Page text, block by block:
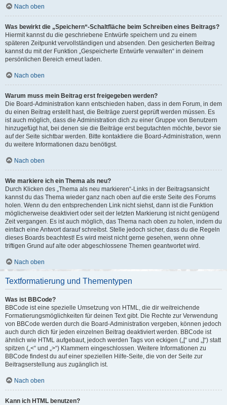
Nach oben
Was bewirkt die „Speichern“-Schaltfläche beim Schreiben eines Beitrags?
Hiermit kannst du die geschriebene Entwürfe speichern und zu einem
späteren Zeitpunkt vervollständigen und absenden. Den gesicherten Beitrag
kannst du mit der Funktion „Gespeicherte Entwürfe verwalten“ in deinem
persönlichen Bereich erneut laden.
Nach oben
Warum muss mein Beitrag erst freigegeben werden?
Die Board-Administration kann entschieden haben, dass in dem Forum, in dem
du einen Beitrag erstellt hast, die Beiträge zuerst geprüft werden müssen. Es
ist auch möglich, dass die Administration dich zu einer Gruppe von Benutzern
hinzugefügt hat, bei denen sie die Beiträge erst begutachten möchte, bevor sie
auf der Seite sichtbar werden. Bitte kontaktiere die Board-Administration, wenn
du weitere Informationen dazu benötigst.
Nach oben
Wie markiere ich ein Thema als neu?
Durch Klicken des „Thema als neu markieren“-Links in der Beitragsansicht
kannst du das Thema wieder ganz nach oben auf die erste Seite des Forums
holen. Wenn du den entsprechenden Link nicht siehst, dann ist die Funktion
möglicherweise deaktiviert oder seit der letzten Markierung ist nicht genügend
Zeit vergangen. Es ist auch möglich, das Thema nach oben zu holen, indem du
einfach eine Antwort darauf schreibst. Stelle jedoch sicher, dass du die Regeln
dieses Boards beachtest! Es wird meist nicht gerne gesehen, wenn ohne
triftigen Grund auf alte oder abgeschlossene Themen geantwortet wird.
Nach oben
Textformatierung und Thementypen
Was ist BBCode?
BBCode ist eine spezielle Umsetzung von HTML, die dir weitreichende
Formatierungsmöglichkeiten für deinen Text gibt. Die Rechte zur Verwendung
von BBCode werden durch die Board-Administration vergeben, können jedoch
auch durch dich für jeden einzelnen Beitrag deaktiviert werden. BBCode ist
ähnlich wie HTML aufgebaut, jedoch werden Tags von eckigen („[“ und „]“) statt
spitzen („<“ und „>“) Klammern eingeschlossen. Weitere Informationen zu
BBCode findest du auf einer speziellen Hilfe-Seite, die von der Seite zur
Beitragserstellung aus zugänglich ist.
Nach oben
Kann ich HTML benutzen?